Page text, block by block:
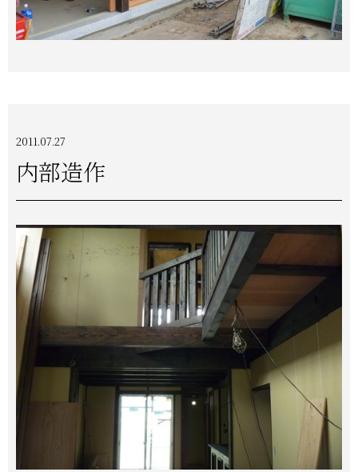
2011.07.27
内部造作